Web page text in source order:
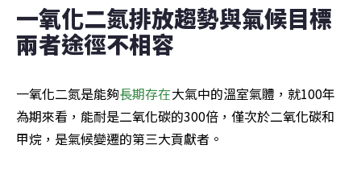
一氧化二氮排放趨勢與氣候目標
兩者途徑不相容
一氧化二氮是能夠長期存在大氣中的溫室氣體，就100年
為期來看，能耐是二氧化碳的300倍，僅次於二氧化碳和
甲烷，是氣候變遷的第三大貢獻者。